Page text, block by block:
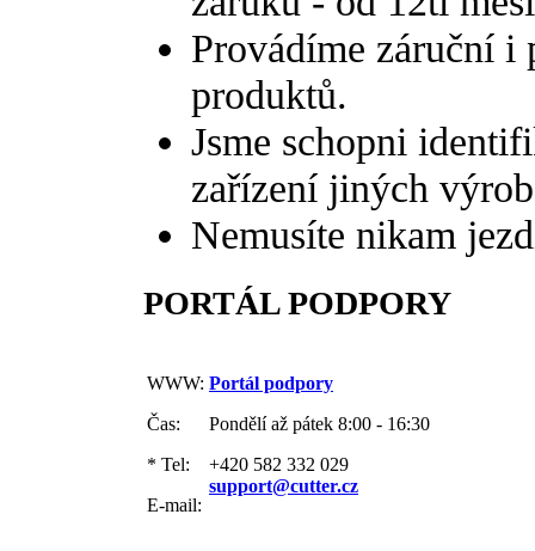
Provádíme záruční i
produktů.
Jsme schopni
zařízení jiných
Nemusíte nikam
PORTÁL PODPORY
WWW:
Čas:
* Tel:
E-mail:
Portál podpory
Pondělí až pátek 8:00 - 16:30
+420 582 332 029
support@cutter.cz